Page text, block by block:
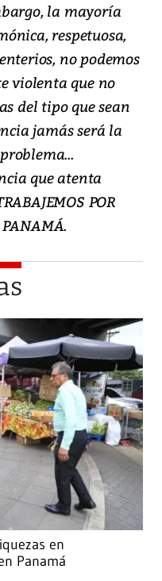
la mayoría
respetuosa,
no podemos
violenta que no
del tipo que sean
jamás será la
que atenta
POR
en
Panamá